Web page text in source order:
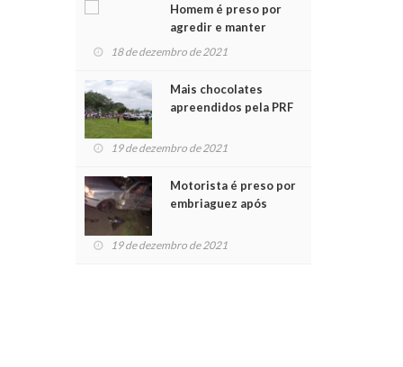
Homem é preso por
agredir e manter
mulher em cárcere
18 de dezembro de 2021
Mais chocolates
apreendidos pela PRF
crianças no Natal
19 de dezembro de 2021
Motorista é preso por
embriaguez após
feridos
19 de dezembro de 2021